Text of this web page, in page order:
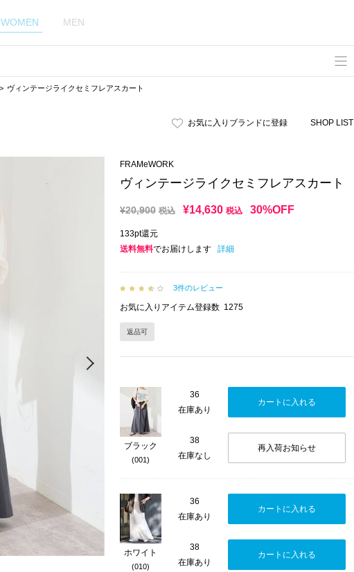
WOMEN MEN
ヴィンテージライクセミフレアスカート
お気に入りブランドに登録 SHOP LIST
Next
FRAMeWORK
ヴィンテージライクセミフレアスカート
¥20,900 税込 ¥14,630 税込 30%OFF
133pt還元
送料無料でお届けします 詳細
3件のレビュー
お気に入りアイテム登録数 1275
返品可
ブラック
(001)
36
在庫あり
カートに入れる
38
在庫なし
再入荷お知らせ
ホワイト
(010)
36
在庫あり
カートに入れる
38
在庫あり
カートに入れる